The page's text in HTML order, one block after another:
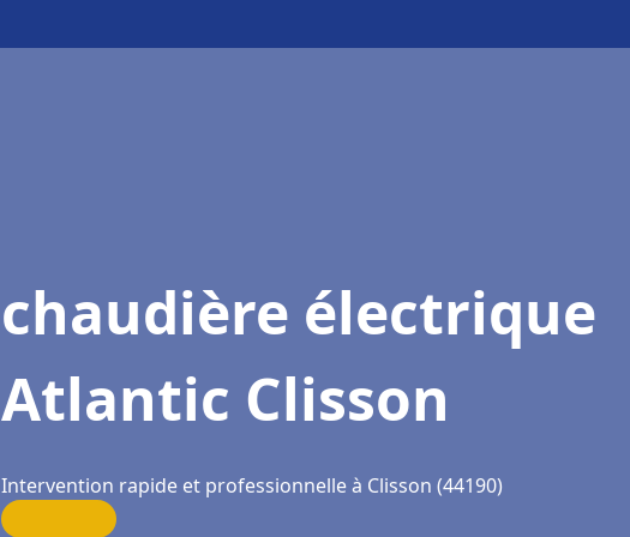
chaudière électrique
Atlantic Clisson
Intervention rapide et professionnelle à Clisson (44190)